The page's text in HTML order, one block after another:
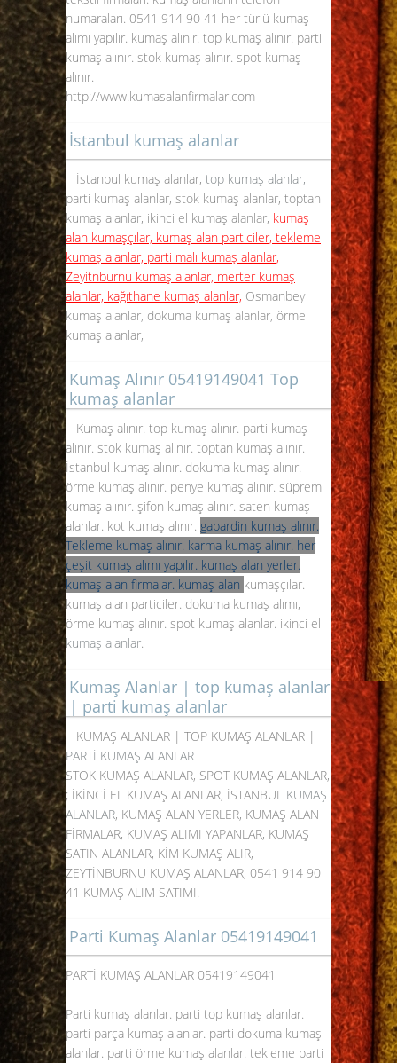
numaraları. 0541 914 90 41 her türlü kumaş
alımı yapılır. kumaş alınır. top kumaş alınır. parti
kumaş alınır. stok kumaş alınır. spot kumaş
alınır.
http://www.kumasalanfirmalar.com
İstanbul kumaş alanlar
İstanbul kumaş alanlar, top kumaş alanlar,
parti kumaş alanlar, stok kumaş alanlar, toptan
kumaş alanlar, ikinci el kumaş alanlar, kumaş
alan kumaşçılar, kumaş alan particiler, tekleme
kumaş alanlar, parti malı kumaş alanlar,
Zeyitnburnu kumaş alanlar, merter kumaş
alanlar, kağıthane kumaş alanlar, Osmanbey
kumaş alanlar, dokuma kumaş alanlar, örme
kumaş alanlar,
Kumaş Alınır 05419149041 Top
kumaş alanlar
Kumaş alınır. top kumaş alınır. parti kumaş
alınır. stok kumaş alınır. toptan kumaş alınır.
İstanbul kumaş alınır. dokuma kumaş alınır.
örme kumaş alınır. penye kumaş alınır. süprem
kumaş alınır. şifon kumaş alınır. saten kumaş
alanlar. kot kumaş alınır. gabardin kumaş alınır.
Tekleme kumaş alınır. karma kumaş alınır. her
çeşit kumaş alımı yapılır. kumaş alan yerler.
kumaş alan firmalar. kumaş alan kumaşçılar.
kumaş alan particiler. dokuma kumaş alımı,
örme kumaş alınır. spot kumaş alanlar. ikinci el
kumaş alanlar.
Kumaş Alanlar | top kumaş alanlar
| parti kumaş alanlar
KUMAŞ ALANLAR | TOP KUMAŞ ALANLAR |
PARTİ KUMAŞ ALANLAR
STOK KUMAŞ ALANLAR, SPOT KUMAŞ ALANLAR,
; İKİNCİ EL KUMAŞ ALANLAR, İSTANBUL KUMAŞ
ALANLAR, KUMAŞ ALAN YERLER, KUMAŞ ALAN
FİRMALAR, KUMAŞ ALIMI YAPANLAR, KUMAŞ
SATIN ALANLAR, KİM KUMAŞ ALIR,
ZEYTİNBURNU KUMAŞ ALANLAR, 0541 914 90
41 KUMAŞ ALIM SATIMI.
Parti Kumaş Alanlar 05419149041
PARTİ KUMAŞ ALANLAR 05419149041
Parti kumaş alanlar. parti top kumaş alanlar.
parti parça kumaş alanlar. parti dokuma kumaş
alanlar. parti örme kumaş alanlar. tekleme parti